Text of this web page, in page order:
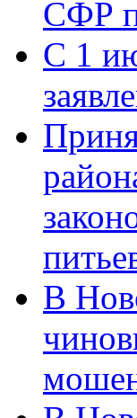
СФР
С 1
В